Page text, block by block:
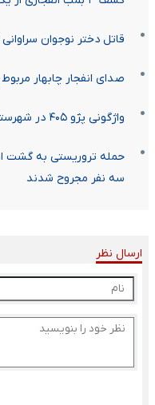
قاتل دختر نوجوان
صدای انفجار چابهار
واژگونی پژو ۴۰۵ در شهرستان نیمروز ۱۲ مصدوم برجا گذاشت
حمله تروریستی به گشت
سه نفر مجروح شدند
ارسال نظر